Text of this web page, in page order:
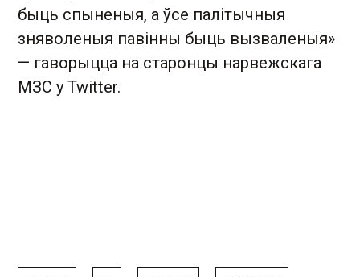
быць спыненыя, а ўсе палітычныя
зняволеныя павінны быць вызваленыя»
— гаворыцца на старонцы нарвежскага
МЗС у Twitter.